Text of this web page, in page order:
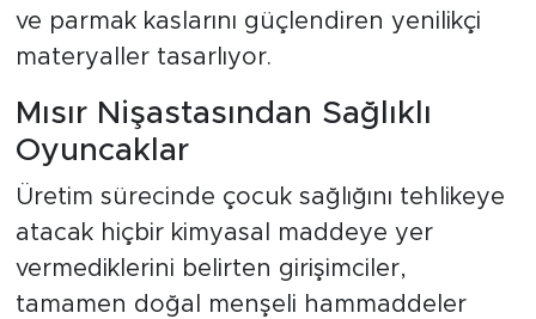
ve parmak kaslarını güçlendiren yenilikçi
materyaller tasarlıyor.
Mısır Nişastasından Sağlıklı
Oyuncaklar
Üretim sürecinde çocuk sağlığını tehlikeye
atacak hiçbir kimyasal maddeye yer
vermediklerini belirten girişimciler,
tamamen doğal menşeli hammaddeler